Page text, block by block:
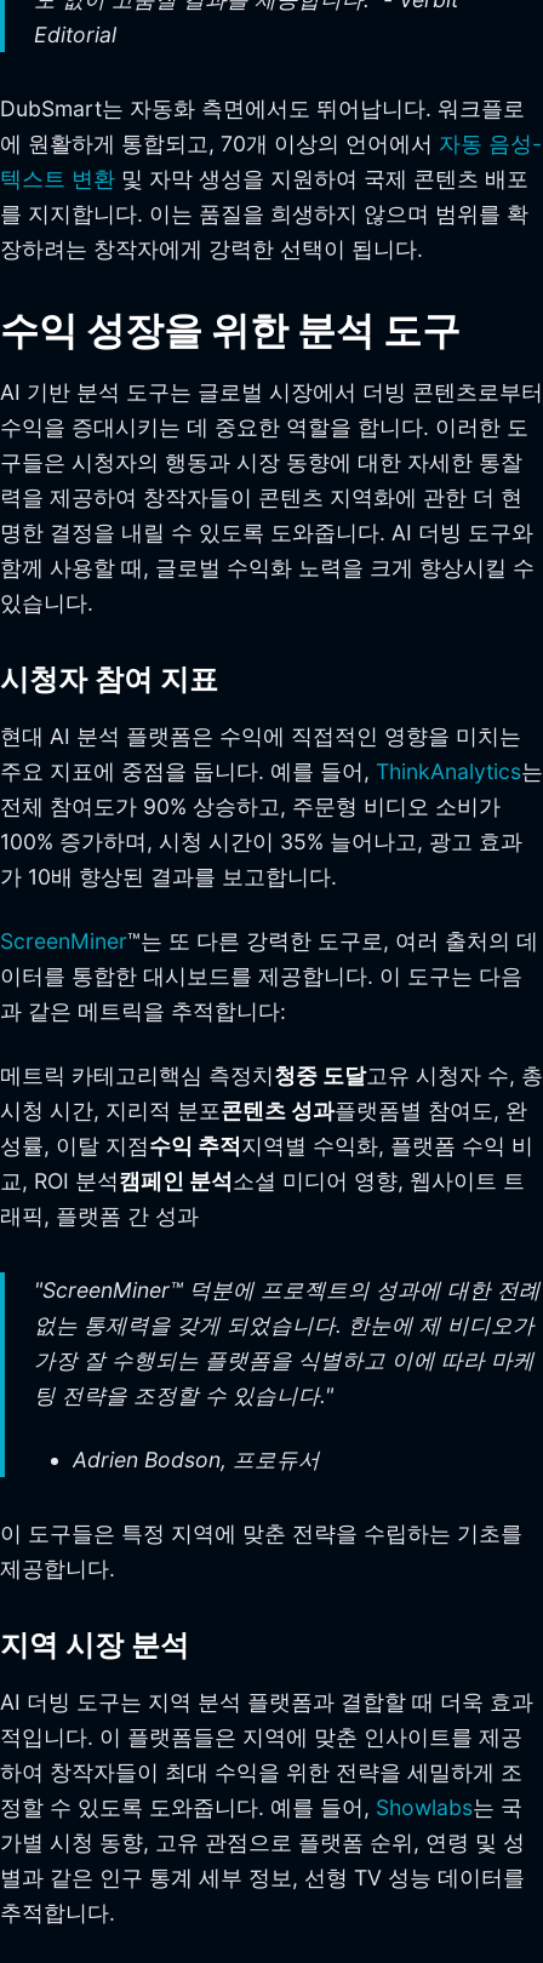
Editorial
DubSmart는 자동화 측면에서도 뛰어납니다. 워크플로
에 원활하게 통합되고, 70개 이상의 언어에서 자동 음성-
텍스트 변환 및 자막 생성을 지원하여 국제 콘텐츠 배포
를 지지합니다. 이는 품질을 희생하지 않으며 범위를 확
장하려는 창작자에게 강력한 선택이 됩니다.
수익 성장을 위한 분석 도구
AI 기반 분석 도구는 글로벌 시장에서 더빙 콘텐츠로부터
수익을 증대시키는 데 중요한 역할을 합니다. 이러한 도
구들은 시청자의 행동과 시장 동향에 대한 자세한 통찰
력을 제공하여 창작자들이 콘텐츠 지역화에 관한 더 현
명한 결정을 내릴 수 있도록 도와줍니다. AI 더빙 도구와
함께 사용할 때, 글로벌 수익화 노력을 크게 향상시킬 수
있습니다.
시청자 참여 지표
현대 AI 분석 플랫폼은 수익에 직접적인 영향을 미치는
주요 지표에 중점을 둡니다. 예를 들어, ThinkAnalytics는
전체 참여도가 90% 상승하고, 주문형 비디오 소비가
100% 증가하며, 시청 시간이 35% 늘어나고, 광고 효과
가 10배 향상된 결과를 보고합니다.
ScreenMiner™는 또 다른 강력한 도구로, 여러 출처의 데
이터를 통합한 대시보드를 제공합니다. 이 도구는 다음
과 같은 메트릭을 추적합니다:
메트릭 카테고리핵심 측정치청중 도달고유 시청자 수, 총
시청 시간, 지리적 분포콘텐츠 성과플랫폼별 참여도, 완
성률, 이탈 지점수익 추적지역별 수익화, 플랫폼 수익 비
교, ROI 분석캠페인 분석소셜 미디어 영향, 웹사이트 트
래픽, 플랫폼 간 성과
"ScreenMiner™ 덕분에 프로젝트의 성과에 대한 전례
없는 통제력을 갖게 되었습니다. 한눈에 제 비디오가
가장 잘 수행되는 플랫폼을 식별하고 이에 따라 마케
팅 전략을 조정할 수 있습니다."
Adrien Bodson, 프로듀서
이 도구들은 특정 지역에 맞춘 전략을 수립하는 기초를
제공합니다.
지역 시장 분석
AI 더빙 도구는 지역 분석 플랫폼과 결합할 때 더욱 효과
적입니다. 이 플랫폼들은 지역에 맞춘 인사이트를 제공
하여 창작자들이 최대 수익을 위한 전략을 세밀하게 조
정할 수 있도록 도와줍니다. 예를 들어, Showlabs는 국
가별 시청 동향, 고유 관점으로 플랫폼 순위, 연령 및 성
별과 같은 인구 통계 세부 정보, 선형 TV 성능 데이터를
추적합니다.